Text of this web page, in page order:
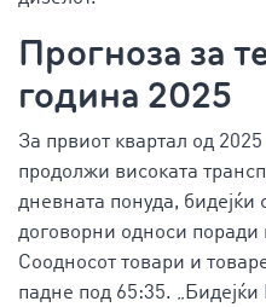
Прогноза за
година 2025
За првиот квартал од
продолжи високата
дневната понуда, бидејќи
договорни односи
Соодносот товари и
падне под 65:35.